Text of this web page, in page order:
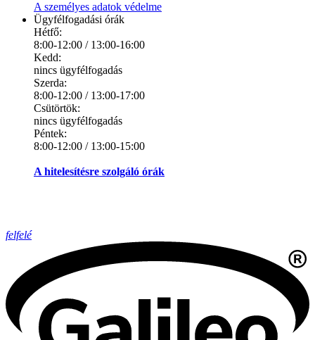
A személyes adatok védelme
Ügyfélfogadási órák
Hétfő:
8:00-12:00 / 13:00-16:00
Kedd:
nincs ügyfélfogadás
Szerda:
8:00-12:00 / 13:00-17:00
Csütörtök:
nincs ügyfélfogadás
Péntek:
8:00-12:00 / 13:00-15:00
A hitelesítésre szolgáló órák
felfelé